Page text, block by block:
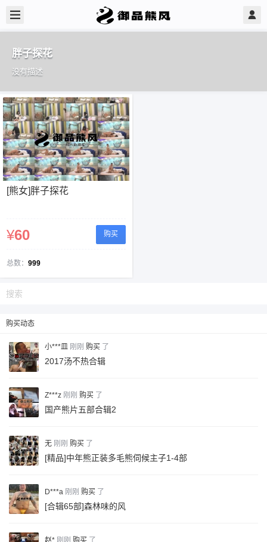
胖子探花
没有描述
[熊女]胖子探花
¥60 购买
总数： 999
购买动态
小***皿 刚刚 购买 了
2017汤不热合辑
Z***z 刚刚 购买 了
国产熊片五部合辑2
无 刚刚 购买 了
[精品]中年熊正装多毛熊伺候主子1-4部
D***a 刚刚 购买 了
[合辑65部]森林味的风
赵* 刚刚 购买 了
限。